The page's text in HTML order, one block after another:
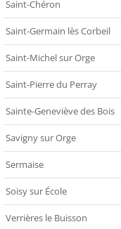
Saint-Chéron
Saint-Germain lès Corbeil
Saint-Michel sur Orge
Saint-Pierre du Perray
Sainte-Geneviève des Bois
Savigny sur Orge
Sermaise
Soisy sur École
Verrières le Buisson